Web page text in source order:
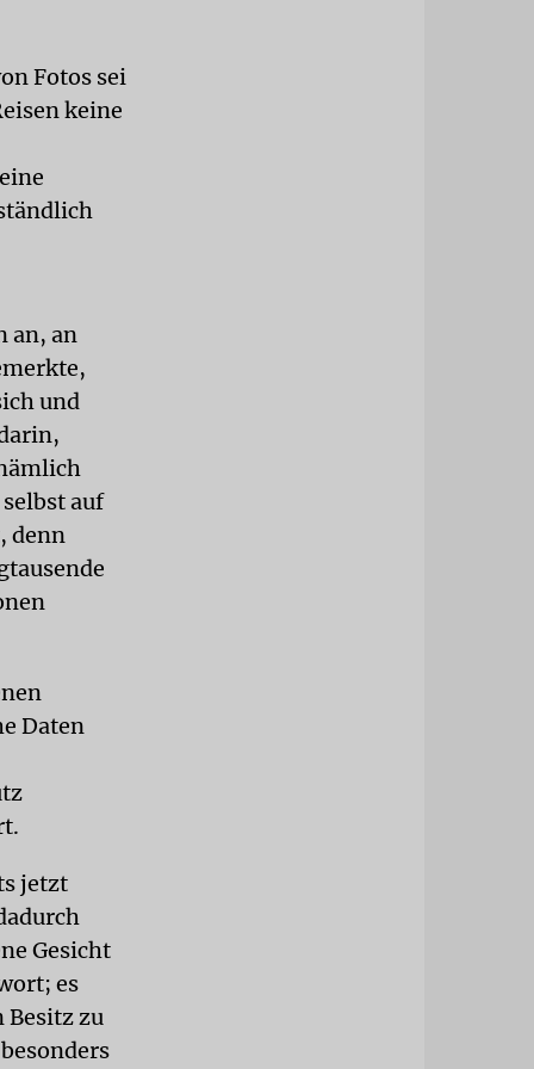
Fotos sei
keine
an, an
und
auf
denn
Daten
jetzt
Gesicht
es
Besitz zu